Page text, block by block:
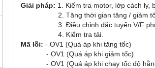
Giải pháp: 1. Kiểm tra motor, lớp cách ly,
2. Tăng thời gian tăng / giảm tốc
3. Điều chỉnh đặc tuyến V/F phù
4. Kiểm tra tải.
Mã lỗi: - OV1 (Quá áp khi tăng tốc)
- OV1 (Quá áp khi giảm tốc)
- OV1 (Quá áp khi chạy tốc độ